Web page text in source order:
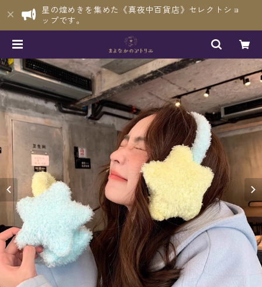
星の煌めきを集めた《真夜中百貨店》セレクトショ
ップです。